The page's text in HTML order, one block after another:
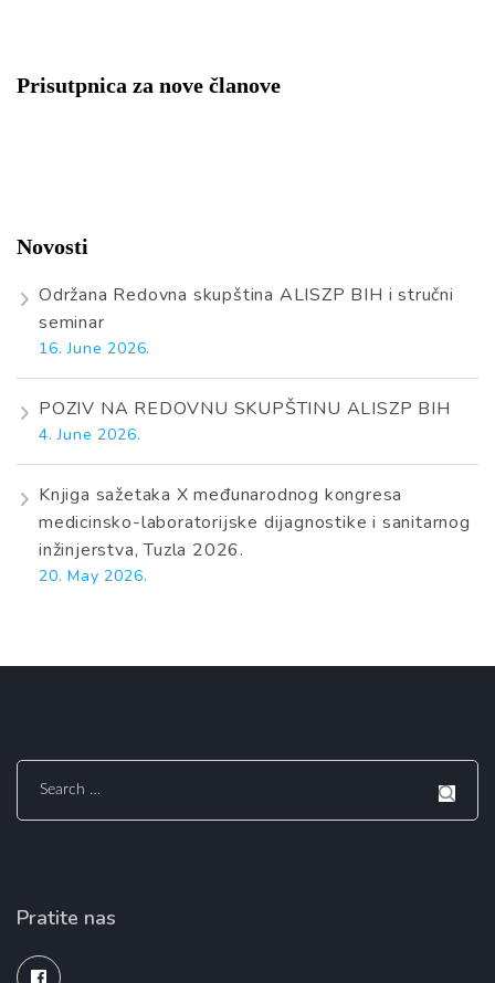
Prisutpnica za nove članove
Novosti
Održana Redovna skupština ALISZP BIH i stručni
seminar
16. June 2026.
POZIV NA REDOVNU SKUPŠTINU ALISZP BIH
4. June 2026.
Knjiga sažetaka X međunarodnog kongresa
medicinsko-laboratorijske dijagnostike i sanitarnog
inžinjerstva, Tuzla 2026.
20. May 2026.
Search
for:
Pratite nas